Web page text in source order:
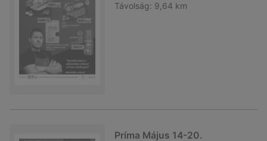
Távolság: 9,64 km
Príma Május 14-20.